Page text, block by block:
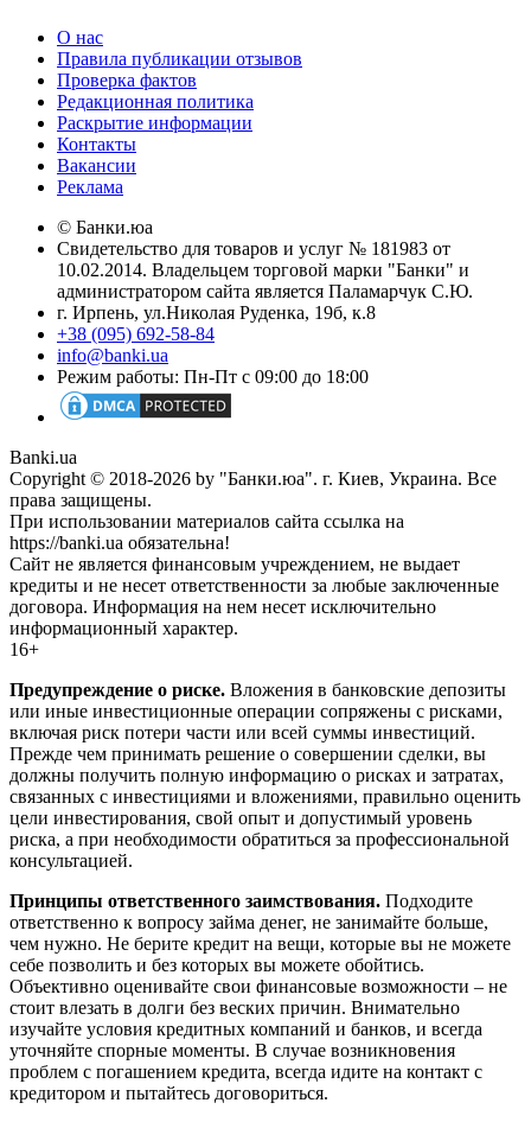
О нас
Правила публикации отзывов
Проверка фактов
Редакционная политика
Раскрытие информации
Контакты
Вакансии
Реклама
© Банки.юа
Свидетельство для товаров и услуг № 181983 от
10.02.2014. Владельцем торговой марки "Банки" и
администратором сайта является Паламарчук С.Ю.
г. Ирпень, ул.Николая Руденка, 19б, к.8
+38 (095) 692-58-84
info@banki.ua
Режим работы: Пн-Пт с 09:00 до 18:00
Banki.ua
Copyright © 2018-2026 by "Банки.юа". г. Киев, Украина. Все
права защищены.
При использовании материалов сайта ссылка на
https://banki.ua обязательна!
Сайт не является финансовым учреждением, не выдает
кредиты и не несет ответственности за любые заключенные
договора. Информация на нем несет исключительно
информационный характер.
16+
Предупреждение о риске. Вложения в банковские депозиты
или иные инвестиционные операции сопряжены с рисками,
включая риск потери части или всей суммы инвестиций.
Прежде чем принимать решение о совершении сделки, вы
должны получить полную информацию о рисках и затратах,
связанных с инвестициями и вложениями, правильно оценить
цели инвестирования, свой опыт и допустимый уровень
риска, а при необходимости обратиться за профессиональной
консультацией.
Принципы ответственного заимствования. Подходите
ответственно к вопросу займа денег, не занимайте больше,
чем нужно. Не берите кредит на вещи, которые вы не можете
себе позволить и без которых вы можете обойтись.
Объективно оценивайте свои финансовые возможности – не
стоит влезать в долги без веских причин. Внимательно
изучайте условия кредитных компаний и банков, и всегда
уточняйте спорные моменты. В случае возникновения
проблем с погашением кредита, всегда идите на контакт с
кредитором и пытайтесь договориться.